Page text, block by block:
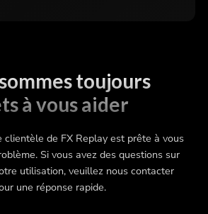
toujours
à vous aider
clientèle de FX Replay est prête à vous
Si vous avez des questions sur
utilisation, veuillez nous contacter
une réponse rapide.